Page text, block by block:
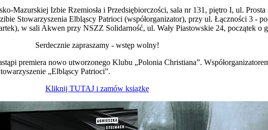
Mazurskiej Izbie Rzemiosła i Przedsiębiorczości, sala nr 131, piętro I, ul.
Stowarzyszenia Elbląscy Patrioci (współorganizator), przy ul. Łączności 3 -
w sali Akwen przy NSZZ Solidarność, ul. Wały Piastowskie 24, początek o
Serdecznie zapraszamy - wstęp wolny!
premiera nowo utworzonego Klubu „Polonia Christiana”.
„Elbląscy Patrioci”.
Kliknij TUTAJ i zamów książkę